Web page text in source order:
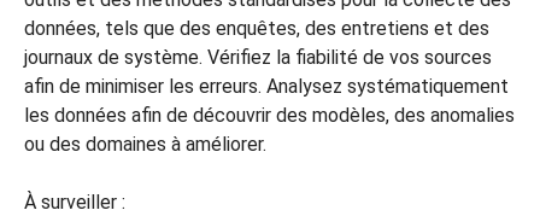
données, tels que des enquêtes, des entretiens et des
journaux de système. Vérifiez la fiabilité de vos sources
afin de minimiser les erreurs. Analysez systématiquement
les données afin de découvrir des modèles, des anomalies
ou des domaines à améliorer.
À surveiller :